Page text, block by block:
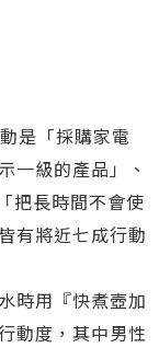
是「採購家電
一級的產品」、
把長時間不會使
有將近七成行動
時用『快煮壺加
動度，其中男性